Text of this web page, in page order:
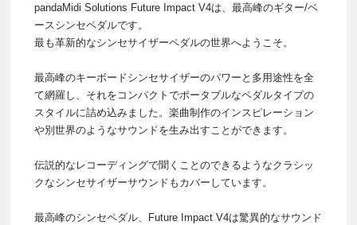
pandaMidi Solutions Future Impact V4は、最高峰のギター/ベ
ースシンセペダルです。
最も革新的なシンセサイザーペダルの世界へようこそ。
最高峰のキーボードシンセサイザーのパワーと多用途性を全
て網羅し、それをコンパクトでポータブルなペダルタイプの
スタイルに詰め込みました。楽曲制作のインスピレーション
や別世界のようなサウンドを生み出すことができます。
伝説的なレコーディングで聞くことのできるようなクラシッ
クなシンセサイザーサウンドもカバーしています。
最高峰のシンセペダル、Future Impact V4は驚異的なサウンド